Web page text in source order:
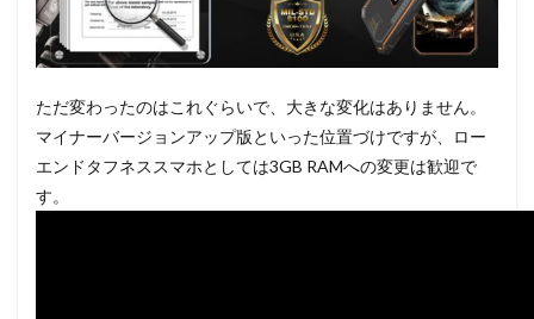
ただ変わったのはこれぐらいで、大きな変化はありません。
マイナーバージョンアップ版といった位置づけですが、ロー
エンドタフネススマホとしては3GB RAMへの変更は歓迎で
す。